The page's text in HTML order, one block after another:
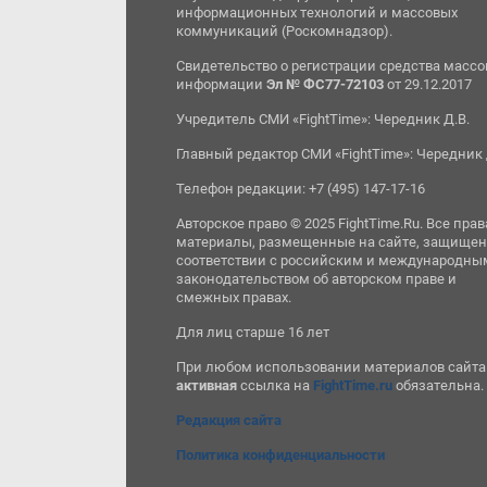
информационных технологий и массовых
коммуникаций (Роскомнадзор).
Свидетельство о регистрации средства
информацииЭл № ФС77-72103 от 29.12.2017
Учредитель СМИ «FightTime»: Чередник Д.В.
Главный редактор СМИ «FightTime»: Чередник
Телефон редакции: +7 (495) 147-17-16
Авторское право © 2025 FightTime.Ru. Все
материалы, размещенные на сайте,
соответствии с российским и
законодательством об авторском праве и
смежных правах.
Для лиц старше 16 лет
При любом использовании материалов сайта
активная ссылка на FightTime.ru обязательна.
Редакция сайта
Политика конфиденциальности